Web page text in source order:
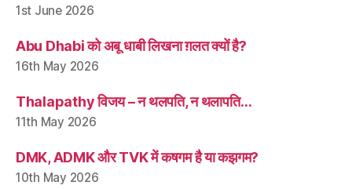
1st June 2026
Abu Dhabi को अबू धाबी लिखना ग़लत क्यों है?
16th May 2026
Thalapathy विजय – न थलपति, न थलापति…
11th May 2026
DMK, ADMK और TVK में कषगम है या कझगम?
10th May 2026